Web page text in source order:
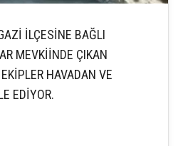
İLÇESİNE BAĞLI
MEVKİİNDE ÇIKAN
HAVADAN VE
EDİYOR.